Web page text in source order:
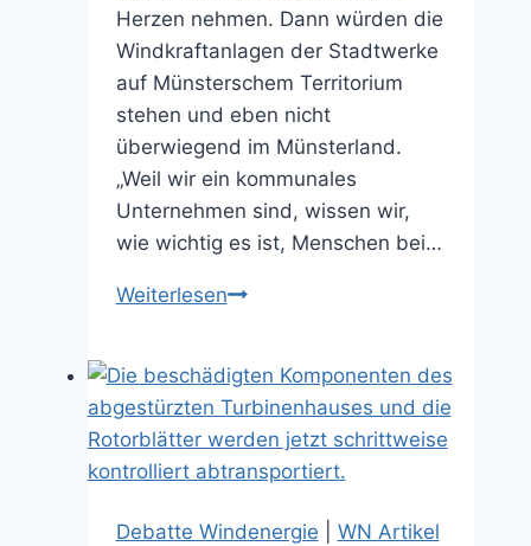
Herzen nehmen. Dann würden die
Windkraftanlagen der Stadtwerke
auf Münsterschem Territorium
stehen und eben nicht
überwiegend im Münsterland.
„Weil wir ein kommunales
Unternehmen sind, wissen wir,
wie wichtig es ist, Menschen bei…
WeiterlesenEin
Debatte Windenergie WN Artikel